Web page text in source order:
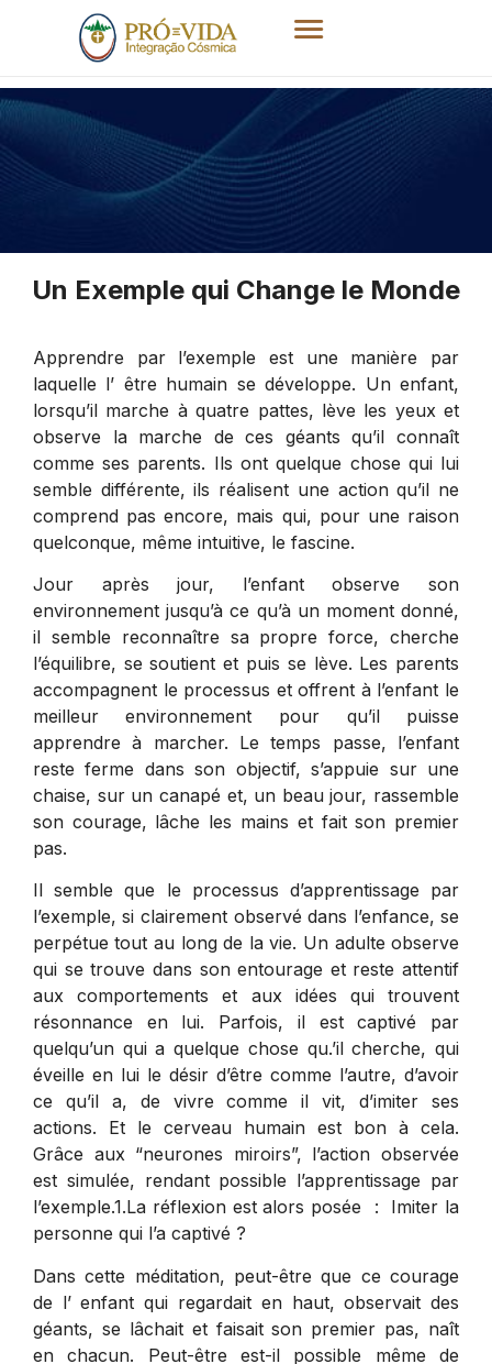
Un Exemple qui Change le Monde
Apprendre par l’exemple est une manière par
laquelle l’ être humain se développe. Un enfant,
lorsqu’il marche à quatre pattes, lève les yeux et
observe la marche de ces géants qu’il connaît
comme ses parents. Ils ont quelque chose qui lui
semble différente, ils réalisent une action qu’il ne
comprend pas encore, mais qui, pour une raison
quelconque, même intuitive, le fascine.
Jour après jour, l’enfant observe son
environnement jusqu’à ce qu’à un moment donné,
il semble reconnaître sa propre force, cherche
l’équilibre, se soutient et puis se lève. Les parents
accompagnent le processus et offrent à l’enfant le
meilleur environnement pour qu’il puisse
apprendre à marcher. Le temps passe, l’enfant
reste ferme dans son objectif, s’appuie sur une
chaise, sur un canapé et, un beau jour, rassemble
son courage, lâche les mains et fait son premier
pas.
Il semble que le processus d’apprentissage par
l’exemple, si clairement observé dans l’enfance, se
perpétue tout au long de la vie. Un adulte observe
qui se trouve dans son entourage et reste attentif
aux comportements et aux idées qui trouvent
résonnance en lui. Parfois, il est captivé par
quelqu’un qui a quelque chose qu.’il cherche, qui
éveille en lui le désir d’être comme l’autre, d’avoir
ce qu’il a, de vivre comme il vit, d’imiter ses
actions. Et le cerveau humain est bon à cela.
Grâce aux “neurones miroirs”, l’action observée
est simulée, rendant possible l’apprentissage par
l’exemple.1.La réflexion est alors posée : Imiter la
personne qui l’a captivé ?
Dans cette méditation, peut-être que ce courage
de l’ enfant qui regardait en haut, observait des
géants, se lâchait et faisait son premier pas, naît
en chacun. Peut-être est-il possible même de